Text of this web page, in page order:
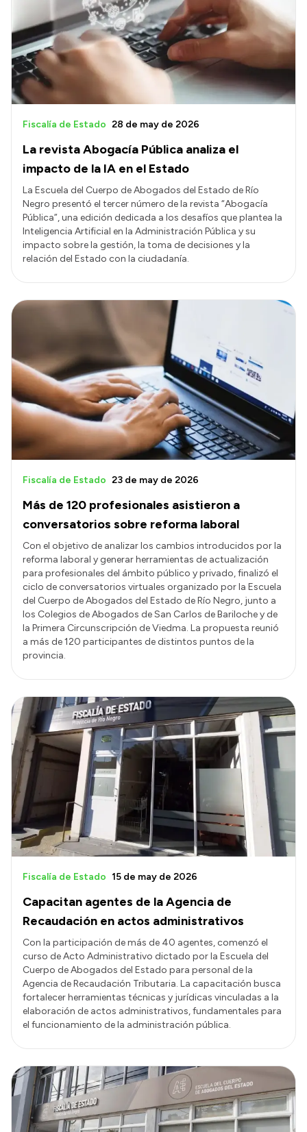
La revista Abogacía Pública analiza el
impacto de la IA en el Estado
Fiscalía de Estado 28 de may de 2026
La Escuela del Cuerpo de Abogados del Estado de Río
Negro presentó el tercer número de la revista “Abogacía
Pública”, una edición dedicada a los desafíos que plantea la
Inteligencia Artificial en la Administración Pública y su
impacto sobre la gestión, la toma de decisiones y la
relación del Estado con la ciudadanía.
Más de 120 profesionales asistieron a
conversatorios sobre reforma laboral
Fiscalía de Estado 23 de may de 2026
Con el objetivo de analizar los cambios introducidos por la
reforma laboral y generar herramientas de actualización
para profesionales del ámbito público y privado, finalizó el
ciclo de conversatorios virtuales organizado por la Escuela
del Cuerpo de Abogados del Estado de Río Negro, junto a
los Colegios de Abogados de San Carlos de Bariloche y de
la Primera Circunscripción de Viedma. La propuesta reunió
a más de 120 participantes de distintos puntos de la
provincia.
Capacitan agentes de la Agencia de
Recaudación en actos administrativos
Fiscalía de Estado 15 de may de 2026
Con la participación de más de 40 agentes, comenzó el
curso de Acto Administrativo dictado por la Escuela del
Cuerpo de Abogados del Estado para personal de la
Agencia de Recaudación Tributaria. La capacitación busca
fortalecer herramientas técnicas y jurídicas vinculadas a la
elaboración de actos administrativos, fundamentales para
el funcionamiento de la administración pública.